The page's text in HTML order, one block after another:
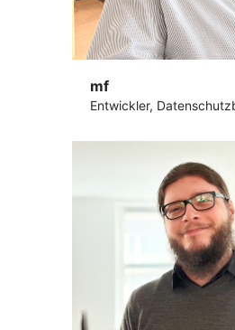
mf
Entwickler,